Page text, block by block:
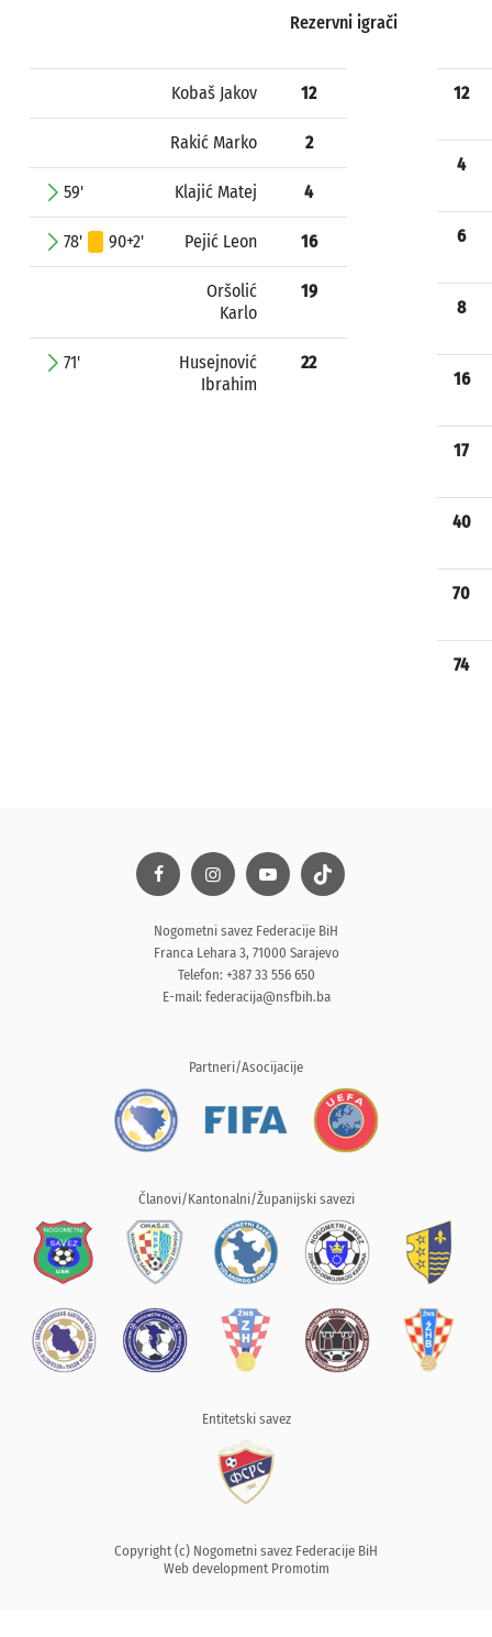
Rezervni igrači
Kobaš Jakov 12
Rakić Marko 2
59' Klajić Matej 4
78' 90+2' Pejić Leon 16
Oršolić
Karlo
19
71'
Husejnović
Ibrahim
22
12
4
6
8
16
17
40
70
74
Nogometni savez Federacije BiH
Franca Lehara 3, 71000 Sarajevo
Telefon: +387 33 556 650
E-mail: federacija@nsfbih.ba
Partneri/Asocijacije
Članovi/Kantonalni/Županijski savezi
Entitetski savez
Copyright (c) Nogometni savez Federacije BiH
Web development Promotim